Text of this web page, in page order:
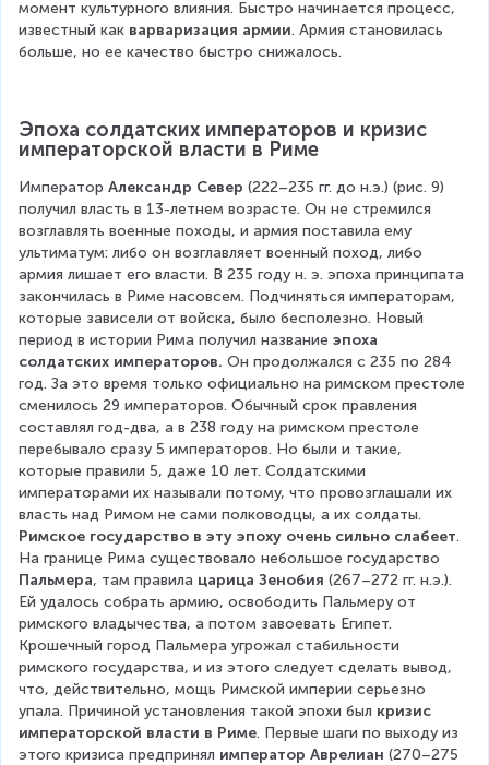
момент культурного влияния. Быстро начинается процесс,
известный как варваризация армии. Армия становилась
больше, но ее качество быстро снижалось.
Эпоха солдатских императоров и кризис
императорской власти в Риме
Император Александр Север (222–235 гг. до н.э.) (рис. 9)
получил власть в 13-летнем возрасте. Он не стремился
возглавлять военные походы, и армия поставила ему
ультиматум: либо он возглавляет военный поход, либо
армия лишает его власти. В 235 году н. э. эпоха принципата
закончилась в Риме насовсем. Подчиняться императорам,
которые зависели от войска, было бесполезно. Новый
период в истории Рима получил название эпоха
солдатских императоров. Он продолжался с 235 по 284
год. За это время только официально на римском престоле
сменилось 29 императоров. Обычный срок правления
составлял год-два, а в 238 году на римском престоле
перебывало сразу 5 императоров. Но были и такие,
которые правили 5, даже 10 лет. Солдатскими
императорами их называли потому, что провозглашали их
власть над Римом не сами полководцы, а их солдаты.
Римское государство в эту эпоху очень сильно слабеет.
На границе Рима существовало небольшое государство
Пальмера, там правила царица Зенобия (267–272 гг. н.э.).
Ей удалось собрать армию, освободить Пальмеру от
римского владычества, а потом завоевать Египет.
Крошечный город Пальмера угрожал стабильности
римского государства, и из этого следует сделать вывод,
что, действительно, мощь Римской империи серьезно
упала. Причиной установления такой эпохи был кризис
императорской власти в Риме. Первые шаги по выходу из
этого кризиса предпринял император Аврелиан (270–275